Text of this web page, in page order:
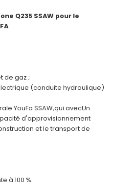
Q235 SSAW pour le
de gaz ;
(conduite hydraulique)
YouFa SSAW,qui avecUn
d'approvisionnement
et le transport de
à 100 %.